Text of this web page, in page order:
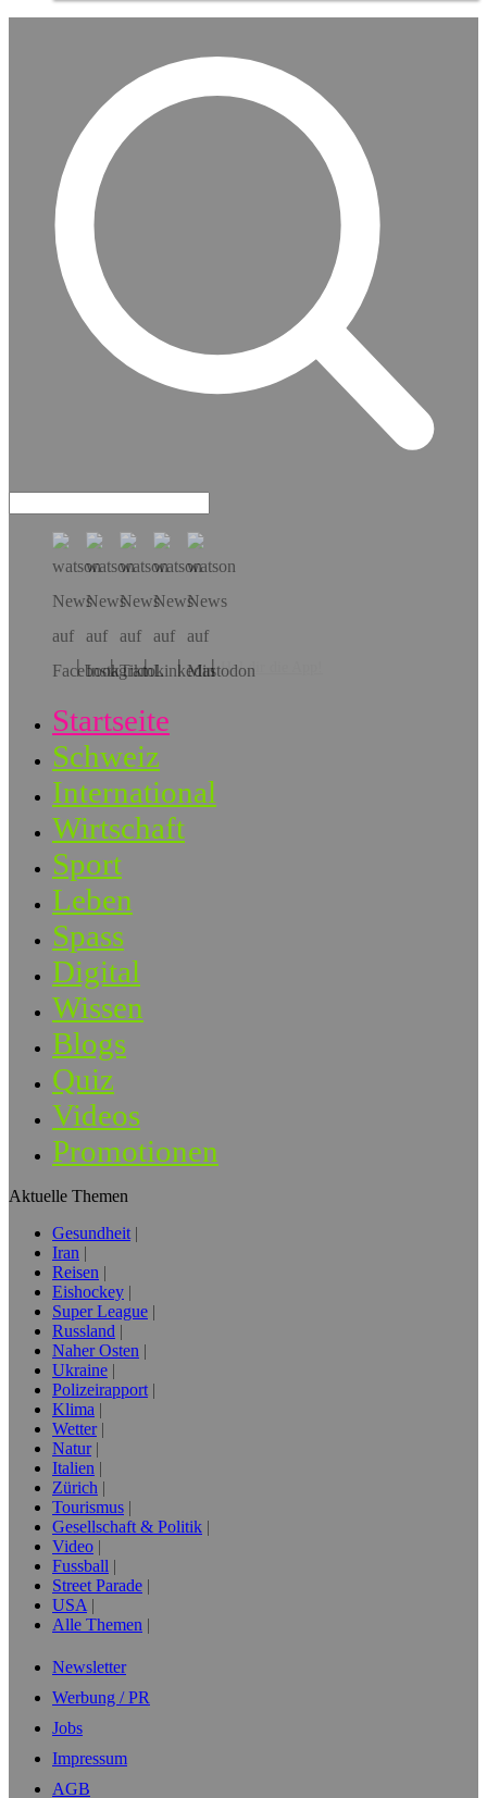
Hol dir die App!
Startseite
Schweiz
International
Wirtschaft
Sport
Leben
Spass
Digital
Wissen
Blogs
Quiz
Videos
Promotionen
Aktuelle Themen
Gesundheit
Iran
Reisen
Eishockey
Super League
Russland
Naher Osten
Ukraine
Polizeirapport
Klima
Wetter
Natur
Italien
Zürich
Tourismus
Gesellschaft & Politik
Video
Fussball
Street Parade
USA
Alle Themen
Newsletter
Werbung / PR
Jobs
Impressum
AGB